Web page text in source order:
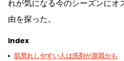
れが気になる今のシーズンにオ
由を探った。
Index
肌荒れしやすい人は洗剤が原因かも